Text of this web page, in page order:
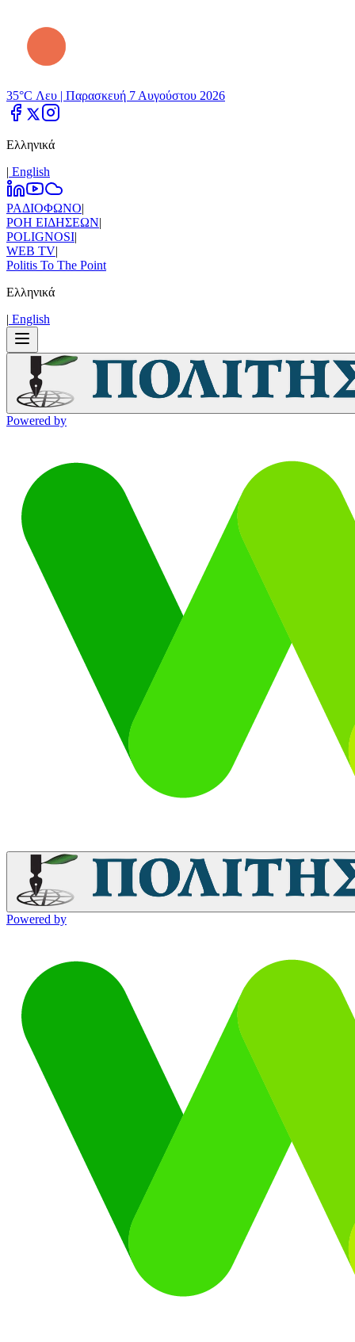
35°C Λευ | Παρασκευή 7 Αυγούστου 2026
Ελληνικά
| Εnglish
ΡΑΔΙΟΦΩΝΟ|
ΡΟΗ ΕΙΔΗΣΕΩΝ|
POLIGNOSI|
WEB TV|
Politis To The Point
Ελληνικά
| Εnglish
Powered by
Powered by